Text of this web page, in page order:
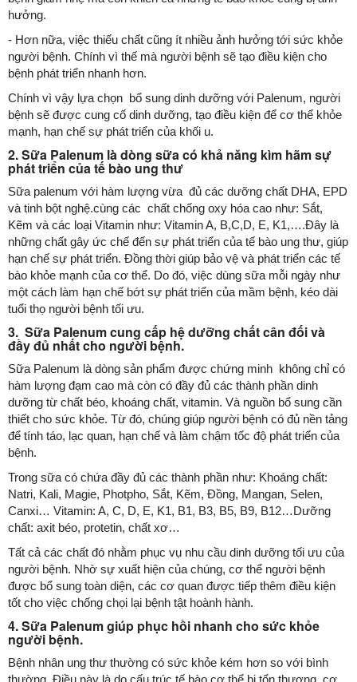
hưởng.
- Hơn nữa, việc thiếu chất cũng ít nhiều ảnh hưởng tới sức khỏe
người bệnh. Chính vì thế mà người bệnh sẽ tạo điều kiện cho
bệnh phát triển nhanh hơn.
Chính vì vậy lựa chọn bổ sung dinh dưỡng với Palenum, người
bệnh sẽ được cung cố dinh dưỡng, tạo điều kiện để cơ thể khỏe
mạnh, hạn chế sự phát triển của khối u.
2. Sữa Palenum là dòng sữa có khả năng kìm hãm sự
phát triển của tế bào ung thư
Sữa palenum với hàm lượng vừa đủ các dưỡng chất DHA, EPD
và tinh bột nghệ.cùng các chất chống oxy hóa cao như: Sắt,
Kẽm và các loại Vitamin như: Vitamin A, B,C,D, E, K1,….Đây là
những chất gây ức chế đến sự phát triển của tế bào ung thư, giúp
hạn chế sự phát triển. Đồng thời giúp bảo vệ và phát triển các tế
bào khỏe mạnh của cơ thể. Do đó, việc dùng sữa mỗi ngày như
một cách làm hạn chế bớt sự phát triển của mầm bệnh, kéo dài
tuổi thọ người bệnh tối ưu.
3. Sữa Palenum cung cấp hệ dưỡng chất cân đối và
đầy đủ nhất cho người bệnh.
Sữa Palenum là dòng sản phẩm được chứng minh không chỉ có
hàm lượng đạm cao mà còn có đầy đủ các thành phần dinh
dưỡng từ chất béo, khoáng chất, vitamin. Và nguồn bổ sung cần
thiết cho sức khỏe. Từ đó, chúng giúp người bệnh có đủ nền tảng
để tính táo, lạc quan, hạn chế và làm chậm tốc độ phát triển của
bệnh.
Trong sữa có chứa đầy đủ các thành phần như: Khoáng chất:
Natri, Kali, Magie, Photpho, Sắt, Kẽm, Đồng, Mangan, Selen,
Canxi… Vitamin: A, C, D, E, K1, B1, B3, B5, B9, B12…Dưỡng
chất: axit béo, protetin, chất xơ…
Tất cả các chất đó nhằm phục vụ nhu cầu dinh dưỡng tối ưu của
người bệnh. Nhờ sự xuất hiện của chúng, cơ thể người bệnh
được bổ sung toàn diện, các cơ quan được tiếp thêm điều kiện
tốt cho việc chống chọi lại bệnh tật hoành hành.
4. Sữa Palenum giúp phục hồi nhanh cho sức khỏe
người bệnh.
Bệnh nhân ung thư thường có sức khỏe kém hơn so với bình
thường. Điều này là do cấu trúc tế bào cơ thể bị tổn thương, cơ